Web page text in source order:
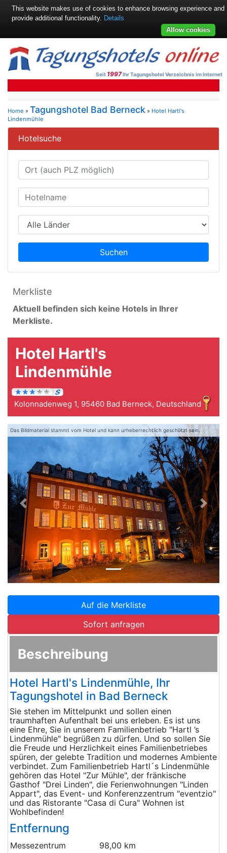
Seit 1997Ihr Tagungshotel Verzeichnis im Internet
Home » Tagungshotel Bad Berneck » Hotel Hartl's
Lindenmühle
Hotelsuche
Suchen
Merkliste
Aktuell befinden sich keine Hotels in Ihrer
Merkliste.
Hotel Hartl's
Lindenmühle
Kolonnadenweg 1, 95460 Bad Berneck, Deutschland
Das Bildmaterial stammt vom Hotel und kann urheberrechtlich geschützt sein.
Zurück
Auf die Merkliste
Sofort anfragen
Beschreibung
Hotel Hartl's Lindenmühle, Ihr
Tagungshotel in Bad Berneck
Sie stehen im Mittelpunkt und sollen einen
traumhaften Aufenthalt bei uns erleben. Es ist uns
eine Ehre, Sie in unserem Familienbetrieb "Hartl ’s
Lindenmühle" begrüßen zu dürfen. Und so sollen Sie
die Freude und Herzlichkeit eines Familienbetriebes
spüren, der gelebte Tradition und modernes Ambiente
verbindet. Zum Familienbetrieb Hartl´s Lindenmühle
gehören das Hotel "Zur Mühle", der fränkische
Gasthof "Drei Linden", die Ferienwohnungen "Linden
Appart", das Event- und Konferenzzentrum "eventzio"
und das Ristorante "Casa di Cura" Wohnen ist
Wohlbefinden!
Entfernung
Messezentrum
98,00 km
This website makes use of cookies to enhance browsing experience and
provide additional functionality. Details
Allow cookies